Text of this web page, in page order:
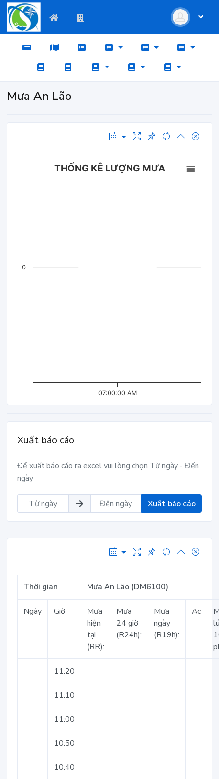
Mưa An Lão
THỐNG KÊ LƯỢNG MƯA
07:00:00 AM
0
Xuất báo cáo
Để xuất báo cáo ra excel vui lòng chọn Từ ngày - Đến
ngày
Xuất báo cáo
Thời gian Mưa An Lão (DM6100)
Ngày Giờ
Mưa
hiện
tại
(RR):
Mưa
24 giờ
(R24h):
Mưa
ngày
(R19h):
Ac
11:20
11:10
11:00
10:50
10:40